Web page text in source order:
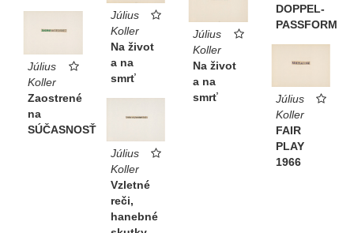
DOPPEL-
PASSFORM
Július
Koller
Na život
a na
smrť
Július
Koller
Na život
a na
smrť
Július
Koller
Zaostrené
na
SÚČASNOSŤ
Július
Koller
FAIR
PLAY
1966
Július
Koller
Vzletné
reči,
hanebné